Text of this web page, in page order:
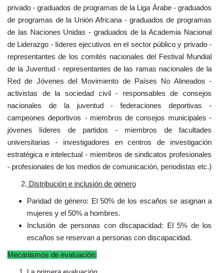
privado - graduados de programas de la Liga Árabe - graduados
de programas de la Unión Africana - graduados de programas
de las Naciones Unidas - graduados de la Academia Nacional
de Liderazgo - líderes ejecutivos en el sector público y privado -
representantes de los comités nacionales del Festival Mundial
de la Juventud - representantes de las ramas nacionales de la
Red de Jóvenes del Movimiento de Países No Alineados -
activistas de la sociedad civil - responsables de consejos
nacionales de la juventud - federaciones deportivas -
campeones deportivos - miembros de consejos municipales -
jóvenes líderes de partidos - miembros de facultades
universitarias - investigadores en centros de investigación
estratégica e intelectual - miembros de sindicatos profesionales
- profesionales de los medios de comunicación, periodistas etc.)
2. Distribución e inclusión de género
Paridad de género: El 50% de los escaños se asignan a
mujeres y el 50% a hombres.
Inclusión de personas con discapacidad: El 5% de los
escaños se reservan a personas con discapacidad.
Mecanismos de evaluación: